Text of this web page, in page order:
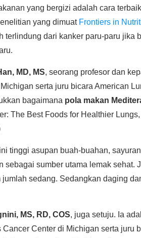
yang bergizi adalah cara
yang dimuat Frontiers in
terlindung dari kanker paru-paru jika
MD, MS, seorang profesor dan
serta juru bicara American
bagaimana pola makan
The Best Foods for Healthier
tinggi asupan buah-buahan,
sebagai sumber utama lemak sehat.
jumlah sedang. Sedangkan daging
MS, RD, COS, juga setuju. Ia
Cancer Center di Michigan serta juru